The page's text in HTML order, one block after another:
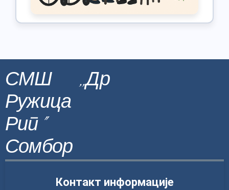
СМШ ,,Др
Ружица
Рип"
Сомбор
Контакт информације